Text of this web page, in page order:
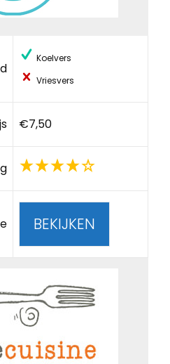
Koelvers
Vriesvers
€7,50
BEKIJKEN